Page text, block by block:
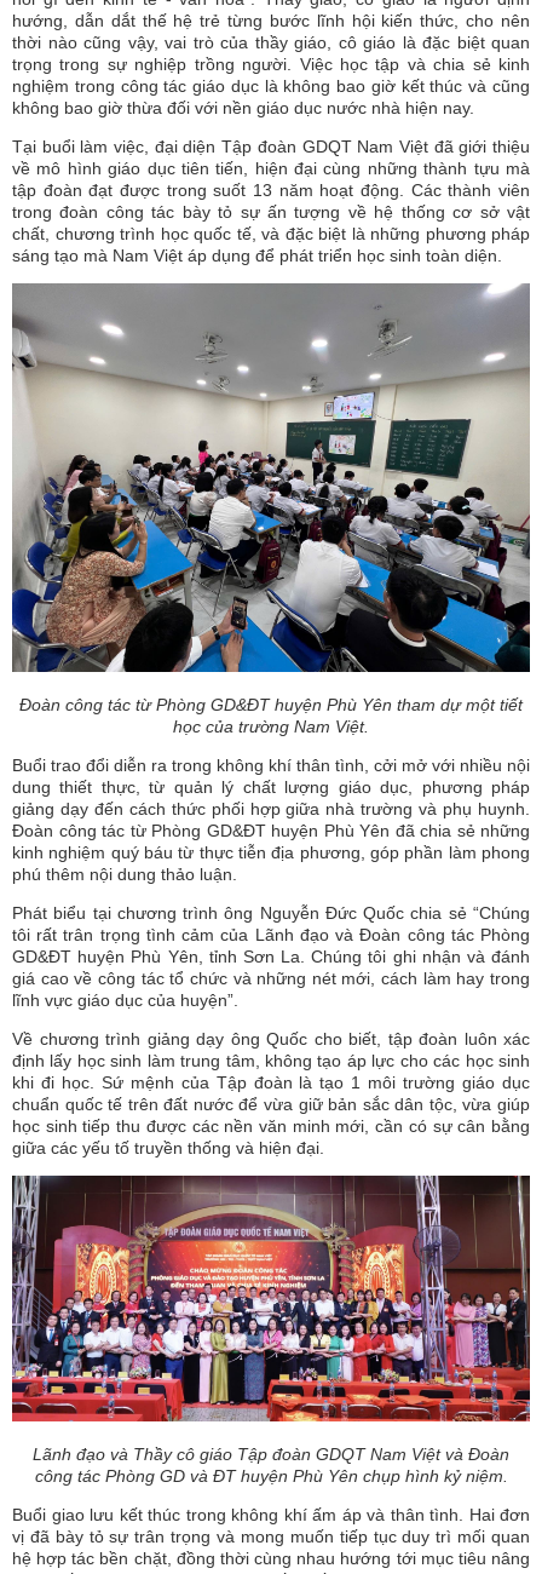
hướng, dẫn dắt thế hệ trẻ từng bước lĩnh hội kiến thức, cho nên
thời nào cũng vậy, vai trò của thầy giáo, cô giáo là đặc biệt quan
trọng trong sự nghiệp trồng người. Việc học tập và chia sẻ kinh
nghiệm trong công tác giáo dục là không bao giờ kết thúc và cũng
không bao giờ thừa đối với nền giáo dục nước nhà hiện nay.
Tại buổi làm việc, đại diện Tập đoàn GDQT Nam Việt đã giới thiệu
về mô hình giáo dục tiên tiến, hiện đại cùng những thành tựu mà
tập đoàn đạt được trong suốt 13 năm hoạt động. Các thành viên
trong đoàn công tác bày tỏ sự ấn tượng về hệ thống cơ sở vật
chất, chương trình học quốc tế, và đặc biệt là những phương pháp
sáng tạo mà Nam Việt áp dụng để phát triển học sinh toàn diện.
Đoàn công tác từ Phòng GD&ĐT huyện Phù Yên tham dự một tiết
học của trường Nam Việt.
Buổi trao đổi diễn ra trong không khí thân tình, cởi mở với nhiều nội
dung thiết thực, từ quản lý chất lượng giáo dục, phương pháp
giảng dạy đến cách thức phối hợp giữa nhà trường và phụ huynh.
Đoàn công tác từ Phòng GD&ĐT huyện Phù Yên đã chia sẻ những
kinh nghiệm quý báu từ thực tiễn địa phương, góp phần làm phong
phú thêm nội dung thảo luận.
Phát biểu tại chương trình ông Nguyễn Đức Quốc chia sẻ “Chúng
tôi rất trân trọng tình cảm của Lãnh đạo và Đoàn công tác Phòng
GD&ĐT huyện Phù Yên, tỉnh Sơn La. Chúng tôi ghi nhận và đánh
giá cao về công tác tổ chức và những nét mới, cách làm hay trong
lĩnh vực giáo dục của huyện”.
Về chương trình giảng dạy ông Quốc cho biết, tập đoàn luôn xác
định lấy học sinh làm trung tâm, không tạo áp lực cho các học sinh
khi đi học. Sứ mệnh của Tập đoàn là tạo 1 môi trường giáo dục
chuẩn quốc tế trên đất nước để vừa giữ bản sắc dân tộc, vừa giúp
học sinh tiếp thu được các nền văn minh mới, cần có sự cân bằng
giữa các yếu tố truyền thống và hiện đại.
Lãnh đạo và Thầy cô giáo Tập đoàn GDQT Nam Việt và Đoàn
công tác Phòng GD và ĐT huyện Phù Yên chụp hình kỷ niệm.
Buổi giao lưu kết thúc trong không khí ấm áp và thân tình. Hai đơn
vị đã bày tỏ sự trân trọng và mong muốn tiếp tục duy trì mối quan
hệ hợp tác bền chặt, đồng thời cùng nhau hướng tới mục tiêu nâng